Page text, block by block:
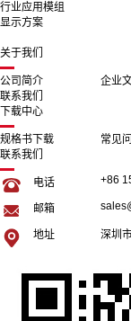
行业应用模组
显示方案
关于我们
公司简介
企业
联系我们
下载中心
规格书下载
常见
联系我们
电话 +86
邮箱
地址 深圳